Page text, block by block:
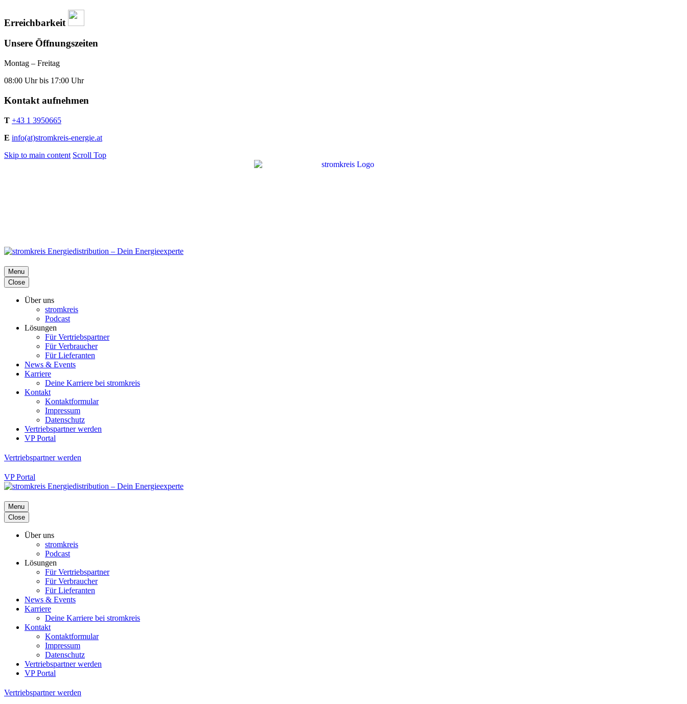
Erreichbarkeit
Unsere Öffnungszeiten
Montag – Freitag
08:00 Uhr bis 17:00 Uhr
Kontakt aufnehmen
T +43 1 3950665
E info(at)stromkreis-energie.at
Skip to main content Scroll Top
Menu
Close
Über uns
stromkreis
Podcast
Lösungen
Für Vertriebspartner
Für Verbraucher
Für Lieferanten
News & Events
Karriere
Deine Karriere bei stromkreis
Kontakt
Kontaktformular
Impressum
Datenschutz
Vertriebspartner werden
VP Portal
Vertriebspartner werden
VP Portal
Menu
Close
Über uns
stromkreis
Podcast
Lösungen
Für Vertriebspartner
Für Verbraucher
Für Lieferanten
News & Events
Karriere
Deine Karriere bei stromkreis
Kontakt
Kontaktformular
Impressum
Datenschutz
Vertriebspartner werden
VP Portal
Vertriebspartner werden